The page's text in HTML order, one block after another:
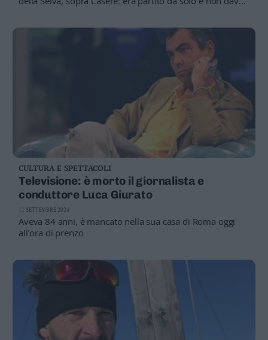
CULTURA E SPETTACOLI
Televisione: è morto il giornalista e
conduttore Luca Giurato
Aveva 84 anni, è mancato nella sua casa di Roma oggi
all’ora di prenzo
11 SETTEMBRE 2024